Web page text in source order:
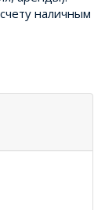
наличным